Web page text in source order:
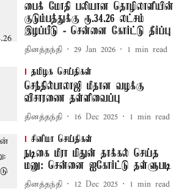
பைக் மோதி பலியான தொழிலாளியின்
குடும்பத்துக்கு ரூ.34.26 லட்சம்
இழப்பீடு - சென்னை கோர்ட்டு தீர்ப்பு
தினத்தந்தி 29 Jan 2026 1 min read
தமிழக செய்திகள்
செந்தில்பாலாஜி மீதான வழக்கு
விசாரணை தள்ளிவைப்பு
தினத்தந்தி 16 Dec 2025 1 min read
சினிமா செய்திகள்
நடிகை மீரா மிதுன் தாக்கல் செய்த
மனு: சென்னை ஐகோர்ட்டு தள்ளுபடி
தினத்தந்தி 12 Dec 2025 1 min read